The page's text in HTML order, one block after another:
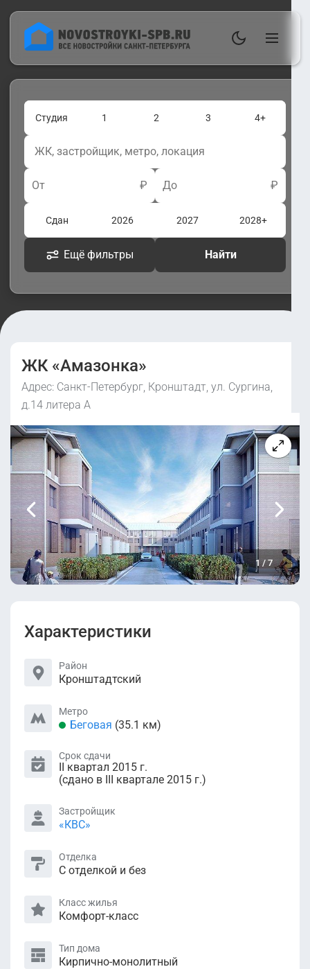
Студия 1 2 3 4+
От ₽ До ₽
Сдан 2026 2027 2028+
Ещё фильтры Найти
ЖК «Амазонка»
Адрес: Санкт-Петербург, Кронштадт, ул. Сургина,
д.14 литера А
1/ 7
Характеристики
Район
Кронштадтский
Метро
Беговая (35.1 км)
Срок сдачи
II квартал 2015 г.
(сдано в III квартале 2015 г.)
Застройщик
«КВС»
Отделка
С отделкой и без
Класс жилья
Комфорт-класс
Тип дома
Кирпично-монолитный